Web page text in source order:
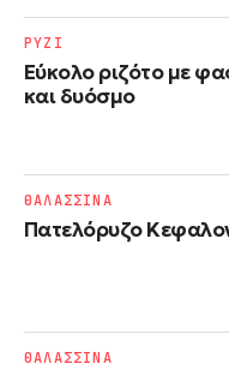
Εύκολο ριζότο με
και δυόσμο
ΡΥΖΙ
Πατελόρυζο
ΘΑΛΑΣΣΙΝΑ
ΘΑΛΑΣΣΙΝΑ